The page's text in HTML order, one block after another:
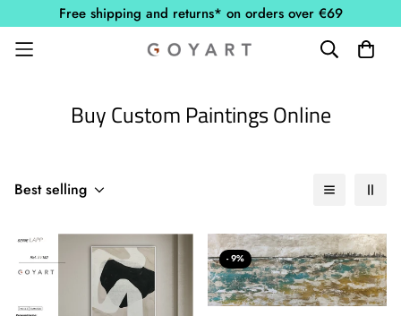
Free shipping and returns* on orders over €69
Buy Custom Paintings Online
Best selling
- 9%